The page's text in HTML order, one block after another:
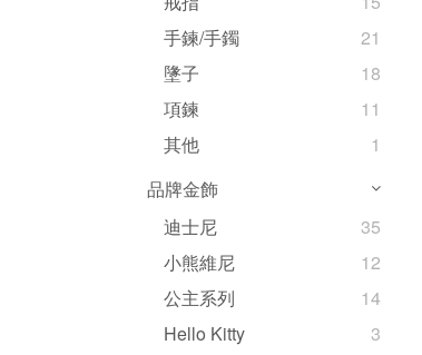
手鍊/手鐲
21
墬子
18
項鍊
11
其他
1
品牌金飾
迪士尼
35
小熊維尼
12
公主系列
14
Hello Kitty
3